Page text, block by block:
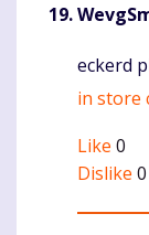
eckerd
in store
Like 0
Dislike 0